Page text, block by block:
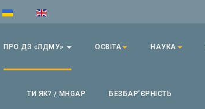
ПРО ДЗ «ЛДМУ» ОСВІТА НАУКА
ТИ ЯК? / MHGAP БЕЗБАРʼЄРНІСТЬ